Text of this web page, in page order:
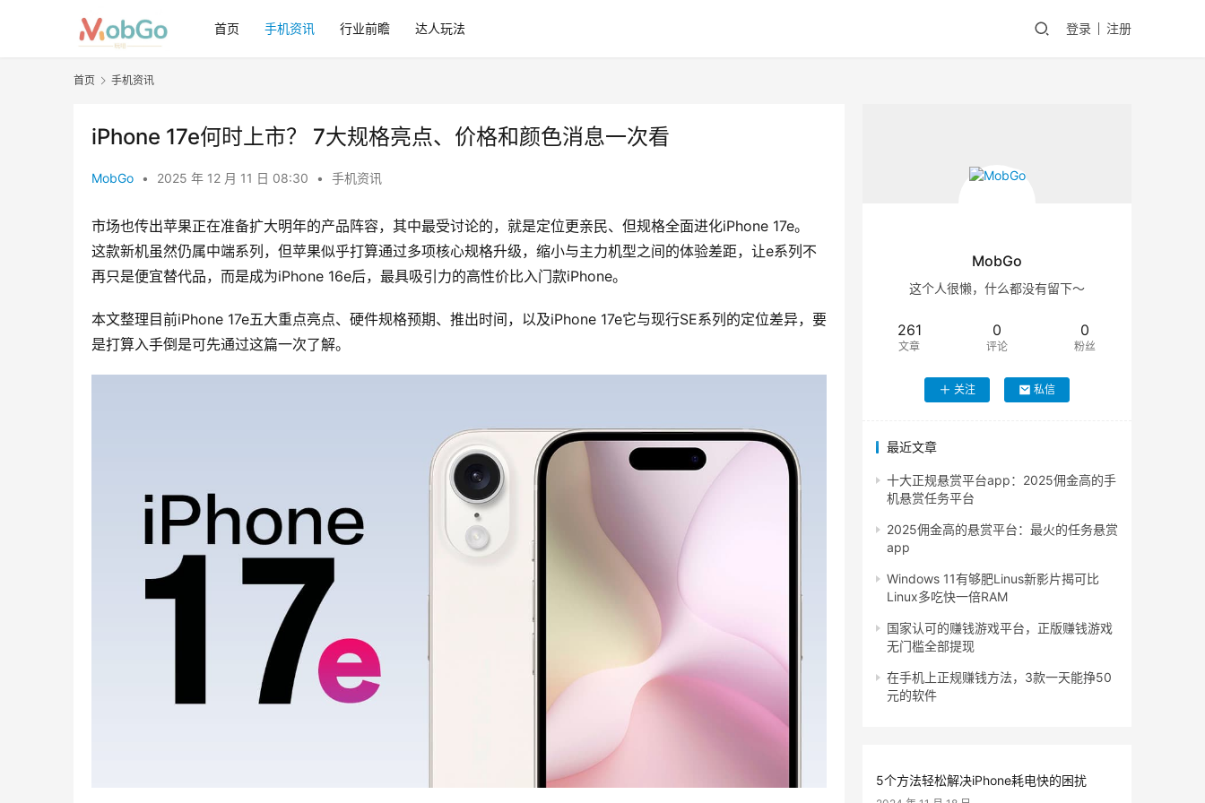
首页 手机资讯 行业前瞻 达人玩法 登录 注册
首页 手机资讯
iPhone 17e何时上市？ 7大规格亮点、价格和颜色消息一次看
MobGo • 2025 年 12 月 11 日 08:30 • 手机资讯
市场也传出苹果正在准备扩大明年的产品阵容，其中最受讨论的，就是定位更亲民、但规格全面进化iPhone 17e。
这款新机虽然仍属中端系列，但苹果似乎打算通过多项核心规格升级，缩小与主力机型之间的体验差距，让e系列不
再只是便宜替代品，而是成为iPhone 16e后，最具吸引力的高性价比入门款iPhone。
本文整理目前iPhone 17e五大重点亮点、硬件规格预期、推出时间，以及iPhone 17e它与现行SE系列的定位差异，要
是打算入手倒是可先通过这篇一次了解。
MobGo
这个人很懒，什么都没有留下～
261
文章
0
评论
0
粉丝
关注 私信
最近文章
十大正规悬赏平台app：2025佣金高的手
机悬赏任务平台
2025佣金高的悬赏平台：最火的任务悬赏
app
Windows 11有够肥Linus新影片揭可比
Linux多吃快一倍RAM
国家认可的赚钱游戏平台，正版赚钱游戏
无门槛全部提现
在手机上正规赚钱方法，3款一天能挣50
元的软件
5个方法轻松解决iPhone耗电快的困扰